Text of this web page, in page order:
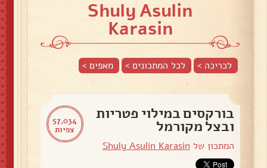
Shuly Asulin
Karasin
לכריכה > לכל המתכונים > מאפים>
57,034
צפיות
בורקסים במילוי פטריות
ובצל מקורמל
המתכון של Shuly Asulin Karasin